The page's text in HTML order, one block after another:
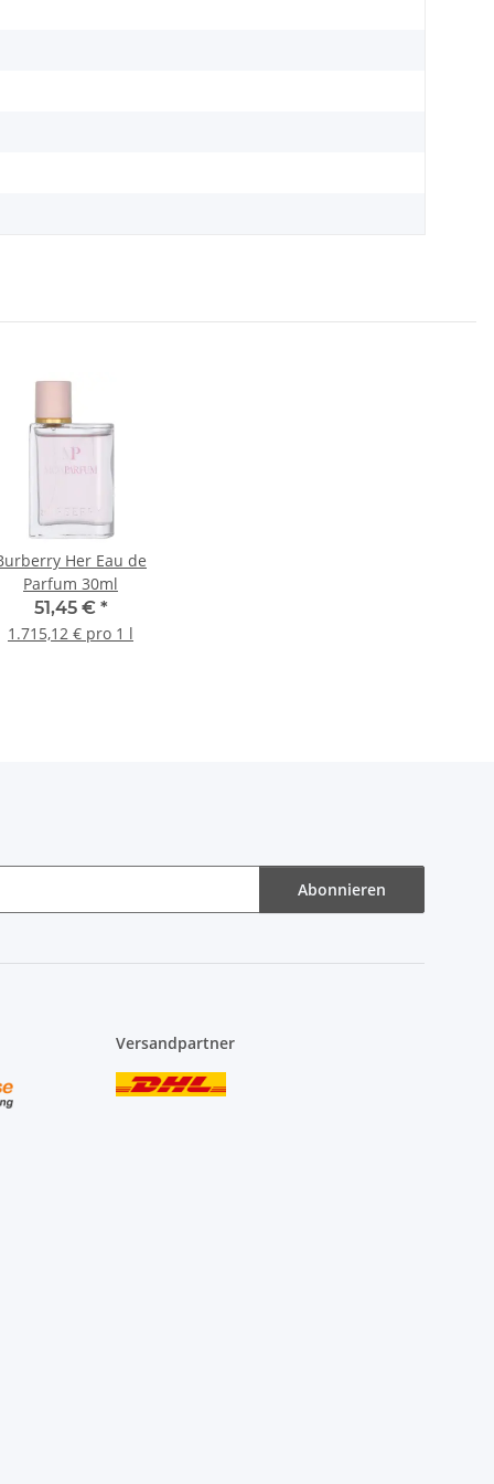
Her Eau de
Parfum 30ml
51,45 € *
1.715,12 € pro 1 l
Abonnieren
Versandpartner